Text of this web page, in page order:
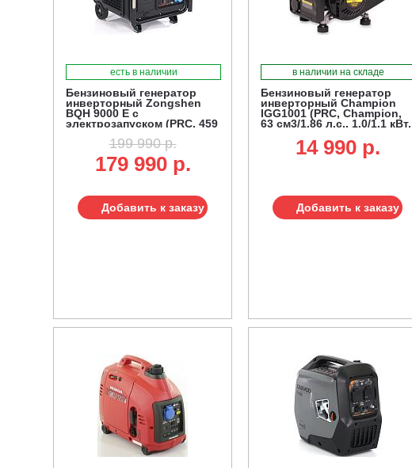
есть в наличии
Бензиновый генератор
инверторный Zongshen
BQH 9000 E с
электрозапуском (PRC, 459
199 990 р.
179 990 р.
Добавить к заказу
в наличии на складе
Бензиновый генератор
инверторный Champion
IGG1001 (PRC, Champion,
63 см3/1.86 л.с., 1.0/1.1 кВт,
14 990 p.
Добавить к заказу